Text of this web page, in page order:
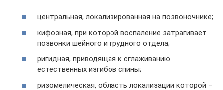
центральная, локализированная на позвоночнике;
кифозная, при которой воспаление затрагивает
позвонки шейного и грудного отдела;
ригидная, приводящая к сглаживанию
естественных изгибов спины;
ризомелическая, область локализации которой –